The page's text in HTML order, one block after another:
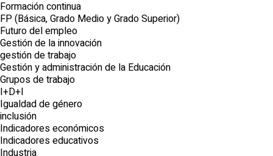
Formación continua
FP (Básica, Grado Medio y Grado Superior)
Futuro del empleo
Gestión de la innovación
gestión de trabajo
Gestión y administración de la Educación
Grupos de trabajo
I+D+I
Igualdad de género
inclusión
Indicadores económicos
Indicadores educativos
Industria